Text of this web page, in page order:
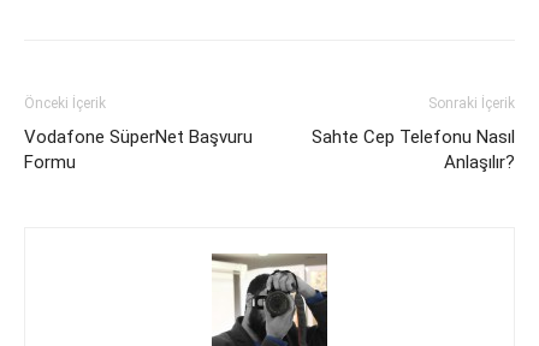
Önceki İçerik
Vodafone SüperNet Başvuru
Formu
Sonraki İçerik
Sahte Cep Telefonu Nasıl
Anlaşılır?